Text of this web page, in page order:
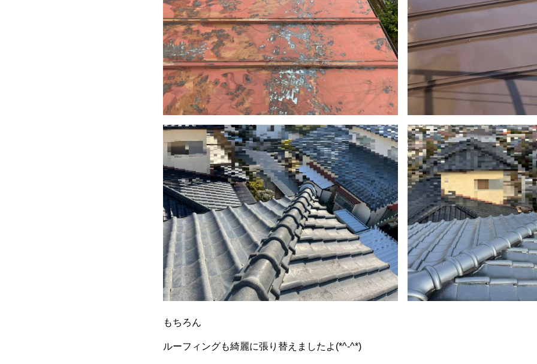
もちろん
ルーフィングも綺麗に張り替えましたよ(*^-^*)